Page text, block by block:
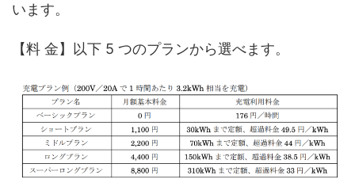
います。
【料 金】以下 5 つのプランから選べます。